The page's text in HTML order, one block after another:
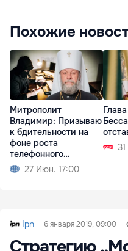
Похожие
Митрополит
Владимир: Призываю
к бдительности на
фоне роста
телефонного
мошенничества
27 Июн. 17:00
Ipn 6 января 2019, 09:00